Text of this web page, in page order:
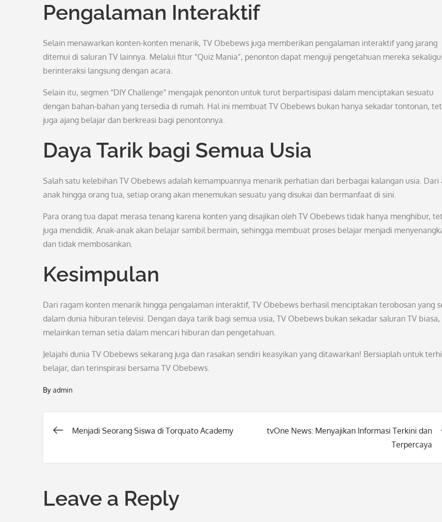
Pengalaman Interaktif
Selain menawarkan konten-konten menarik, TV Obebews juga memberikan pengalaman interaktif yang jarang
ditemui di saluran TV lainnya. Melalui fitur “Quiz Mania”, penonton dapat menguji pengetahuan mereka
berinteraksi langsung dengan acara.
Selain itu, segmen “DIY Challenge” mengajak penonton untuk turut berpartisipasi dalam menciptakan sesuatu
dengan bahan-bahan yang tersedia di rumah. Hal ini membuat TV Obebews bukan hanya sekadar tontonan,
juga ajang belajar dan berkreasi bagi penontonnya.
Daya Tarik bagi Semua Usia
Salah satu kelebihan TV Obebews adalah kemampuannya menarik perhatian dari berbagai kalangan usia. Dari
anak hingga orang tua, setiap orang akan menemukan sesuatu yang disukai dan bermanfaat di sini.
Para orang tua dapat merasa tenang karena konten yang disajikan oleh TV Obebews tidak hanya menghibur,
juga mendidik. Anak-anak akan belajar sambil bermain, sehingga membuat proses belajar menjadi
dan tidak membosankan.
Kesimpulan
Dari ragam konten menarik hingga pengalaman interaktif, TV Obebews berhasil menciptakan terobosan yang
dalam dunia hiburan televisi. Dengan daya tarik bagi semua usia, TV Obebews bukan sekadar saluran TV biasa,
melainkan teman setia dalam mencari hiburan dan pengetahuan.
Jelajahi dunia TV Obebews sekarang juga dan rasakan sendiri keasyikan yang ditawarkan! Bersiaplah untuk
belajar, dan terinspirasi bersama TV Obebews.
By admin
Post
Menjadi Seorang Siswa di Torquato Academy
tvOne News: Menyajikan Informasi Terkini dan
Terpercaya
Leave a Reply